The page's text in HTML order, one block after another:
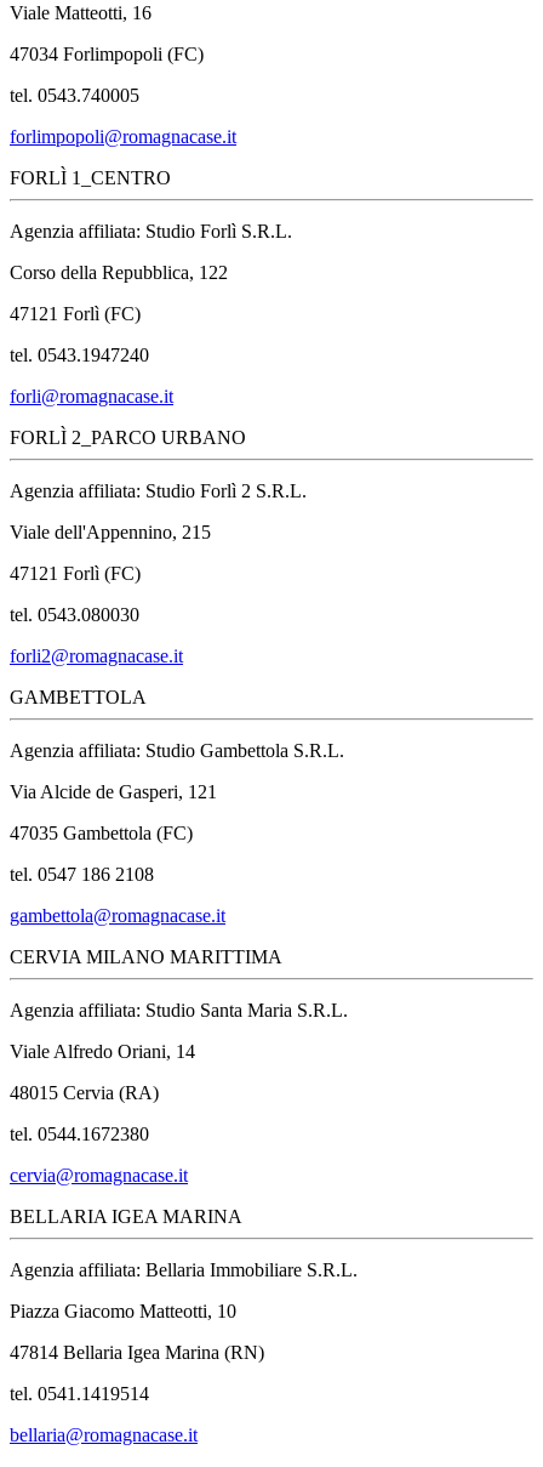
Viale Matteotti, 16
47034 Forlimpopoli (FC)
tel. 0543.740005
forlimpopoli@romagnacase.it
FORLÌ 1_CENTRO
Agenzia affiliata: Studio Forlì S.R.L.
Corso della Repubblica, 122
47121 Forlì (FC)
tel. 0543.1947240
forli@romagnacase.it
FORLÌ 2_PARCO URBANO
Agenzia affiliata: Studio Forlì 2 S.R.L.
Viale dell'Appennino, 215
47121 Forlì (FC)
tel. 0543.080030
forli2@romagnacase.it
GAMBETTOLA
Agenzia affiliata: Studio Gambettola S.R.L.
Via Alcide de Gasperi, 121
47035 Gambettola (FC)
tel. 0547 186 2108
gambettola@romagnacase.it
CERVIA MILANO MARITTIMA
Agenzia affiliata: Studio Santa Maria S.R.L.
Viale Alfredo Oriani, 14
48015 Cervia (RA)
tel. 0544.1672380
cervia@romagnacase.it
BELLARIA IGEA MARINA
Agenzia affiliata: Bellaria Immobiliare S.R.L.
Piazza Giacomo Matteotti, 10
47814 Bellaria Igea Marina (RN)
tel. 0541.1419514
bellaria@romagnacase.it